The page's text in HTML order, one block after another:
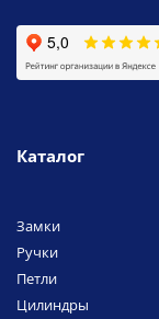
Каталог
Замки
Ручки
Петли
Цилиндры